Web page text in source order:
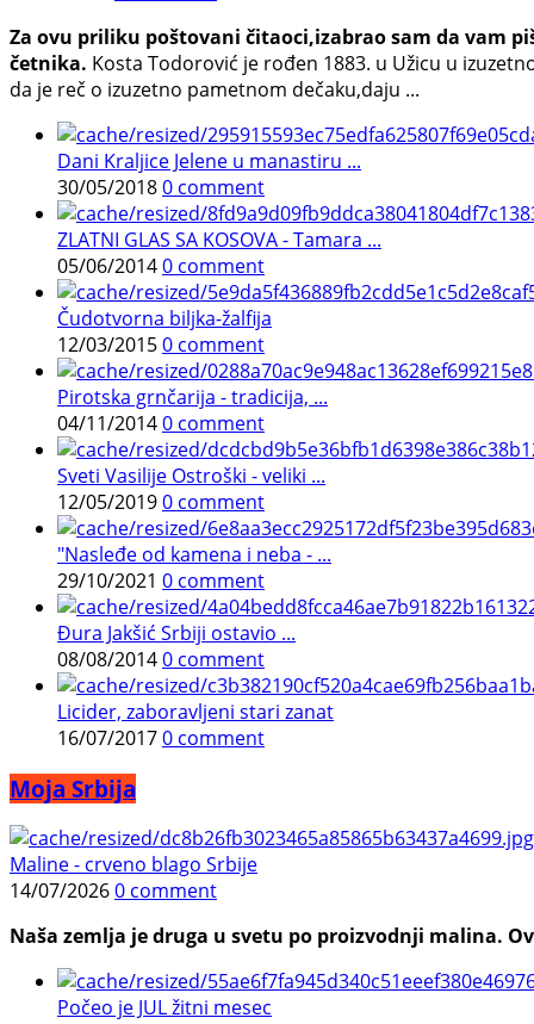
Za ovu priliku poštovani čitaoci,izabrao sam da vam
četnika. Kosta Todorović je rođen 1883. u Užicu u
da je reč o izuzetno pametnom dečaku,daju ...
Dani Kraljice Jelene u manastiru ...
30/05/20180 comment
ZLATNI GLAS SA KOSOVA - Tamara ...
05/06/20140 comment
Čudotvorna biljka-žalfija
12/03/20150 comment
Pirotska grnčarija - tradicija, ...
04/11/20140 comment
Sveti Vasilije Ostroški - veliki ...
12/05/20190 comment
"Nasleđe od kamena i neba - ...
29/10/2021 0 comment
Đura Jakšić Srbiji ostavio ...
08/08/20140 comment
Licider, zaboravljeni stari zanat
16/07/20170 comment
Moja Srbija
Maline - crveno blago Srbije
14/07/20260 comment
Naša zemlja je druga u svetu po proizvodnji malina.
Počeo je JUL žitni mesec